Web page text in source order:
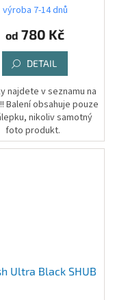
výroba 7-14 dnů
od 780 Kč
DETAIL
najdete v seznamu na
Balení obsahuje pouze
nikoliv samotný
foto produkt.
Ultra Black SHUB